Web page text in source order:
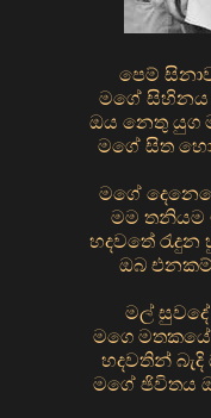
පෙම්
මගේ සිහිනය
ඔය නෙතු යුග
මගේ සිත
මගේ
මම තනියම
හදවතේ
ඔබ එනකම්
මල්
මගෙ
හදවතින්
මගේ ඡිවිතය